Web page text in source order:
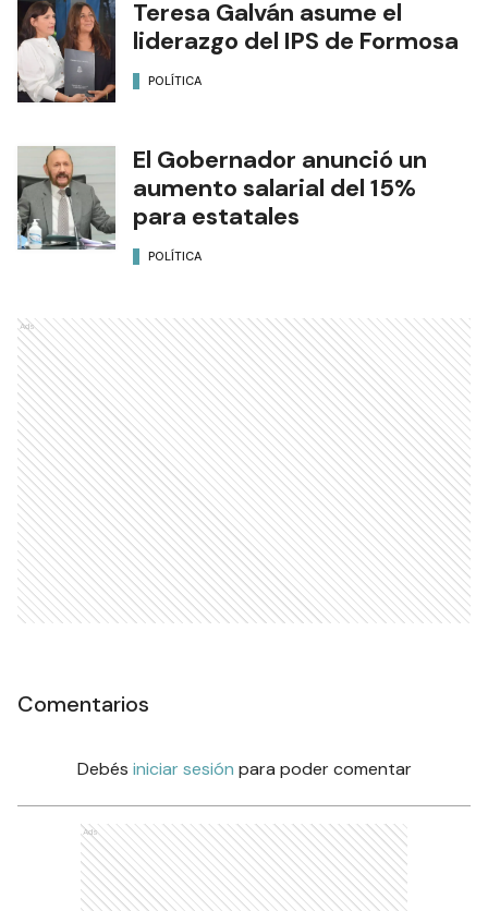
Teresa Galván asume el
liderazgo del IPS de Formosa
POLÍTICA
El Gobernador anunció un
aumento salarial del 15%
para estatales
POLÍTICA
Ads
Comentarios
Debés iniciar sesión para poder comentar
Ads